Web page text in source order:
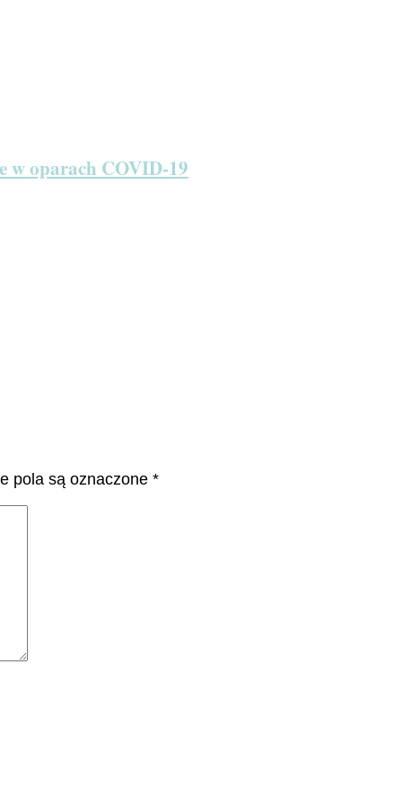
w oparach COVID-19
pola są oznaczone *